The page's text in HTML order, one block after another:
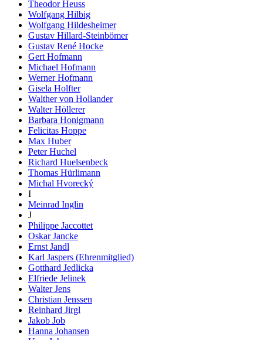
Theodor Heuss
Wolfgang Hilbig
Wolfgang Hildesheimer
Gustav Hillard-Steinbömer
Gustav René Hocke
Gert Hofmann
Michael Hofmann
Werner Hofmann
Gisela Holfter
Walther von Hollander
Walter Höllerer
Barbara Honigmann
Felicitas Hoppe
Max Huber
Peter Huchel
Richard Huelsenbeck
Thomas Hürlimann
Michal Hvorecký
I
Meinrad Inglin
J
Philippe Jaccottet
Oskar Jancke
Ernst Jandl
Karl Jaspers (Ehrenmitglied)
Gotthard Jedlicka
Elfriede Jelinek
Walter Jens
Christian Jenssen
Reinhard Jirgl
Jakob Job
Hanna Johansen